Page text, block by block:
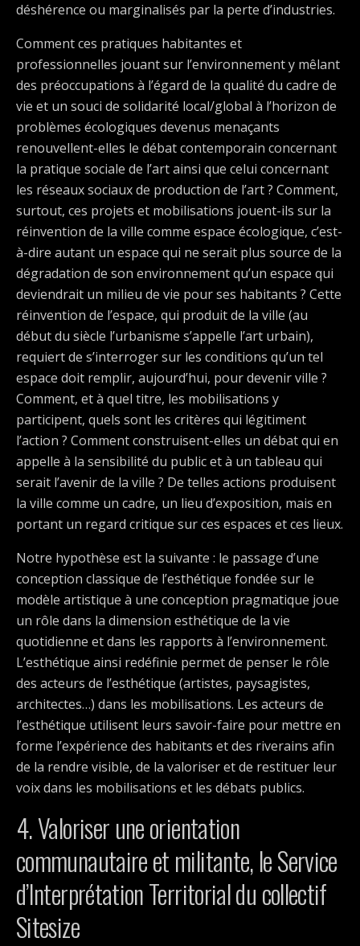
déshérence ou marginalisés par la perte d’industries.
Comment ces pratiques habitantes et
professionnelles jouant sur l’environnement y mêlant
des préoccupations à l’égard de la qualité du cadre de
vie et un souci de solidarité local/global à l’horizon de
problèmes écologiques devenus menaçants
renouvellent-elles le débat contemporain concernant
la pratique sociale de l’art ainsi que celui concernant
les réseaux sociaux de production de l’art ? Comment,
surtout, ces projets et mobilisations jouent-ils sur la
réinvention de la ville comme espace écologique, c’est-
à-dire autant un espace qui ne serait plus source de la
dégradation de son environnement qu’un espace qui
deviendrait un milieu de vie pour ses habitants ? Cette
réinvention de l’espace, qui produit de la ville (au
début du siècle l’urbanisme s’appelle l’art urbain),
requiert de s’interroger sur les conditions qu’un tel
espace doit remplir, aujourd’hui, pour devenir ville ?
Comment, et à quel titre, les mobilisations y
participent, quels sont les critères qui légitiment
l’action ? Comment construisent-elles un débat qui en
appelle à la sensibilité du public et à un tableau qui
serait l’avenir de la ville ? De telles actions produisent
la ville comme un cadre, un lieu d’exposition, mais en
portant un regard critique sur ces espaces et ces lieux.
Notre hypothèse est la suivante : le passage d’une
conception classique de l’esthétique fondée sur le
modèle artistique à une conception pragmatique joue
un rôle dans la dimension esthétique de la vie
quotidienne et dans les rapports à l’environnement.
L’esthétique ainsi redéfinie permet de penser le rôle
des acteurs de l’esthétique (artistes, paysagistes,
architectes…) dans les mobilisations. Les acteurs de
l’esthétique utilisent leurs savoir-faire pour mettre en
forme l’expérience des habitants et des riverains afin
de la rendre visible, de la valoriser et de restituer leur
voix dans les mobilisations et les débats publics.
4. Valoriser une orientation
communautaire et militante, le Service
d’Interprétation Territorial du collectif
Sitesize